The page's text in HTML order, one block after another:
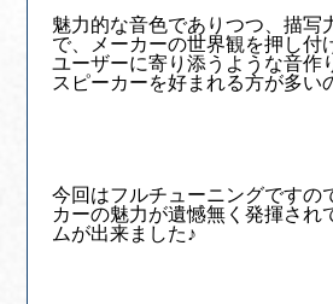
魅力的な音色でありつつ、描写
で、メーカーの世界観を押し付
ユーザーに寄り添うような音作
スピーカーを好まれる方が多い
今回はフルチューニングですの
カーの魅力が遺憾無く発揮され
ムが出来ました♪